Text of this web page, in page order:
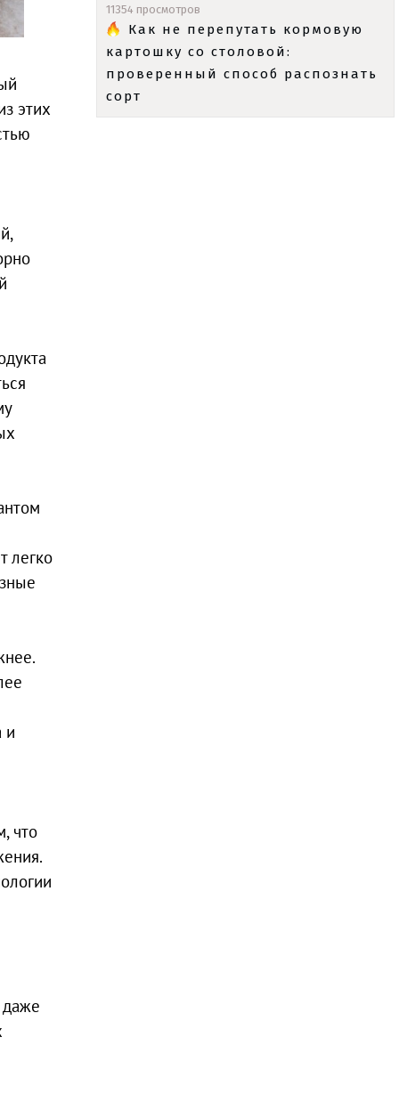
11354 просмотров
Как не перепутать кормовую
картошку со столовой:
проверенный способ распознать
сорт
этих
легко
и
что